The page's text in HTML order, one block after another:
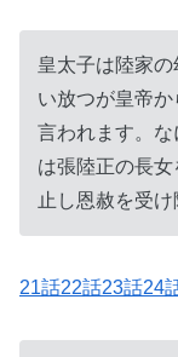
皇太子は陸家
い放つが皇帝
言われます。
は張陸正の長
止し恩赦を受け
21話22話23話24